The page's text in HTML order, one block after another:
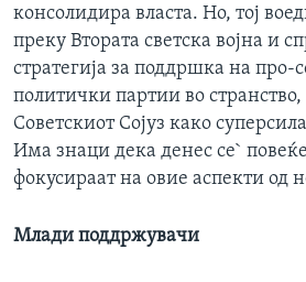
консолидира власта. Но, тој
преку Втората светска војна и
стратегија за поддршка на про-
политички партии во
Советскиот Сојуз како
Има знаци дека денес се`
фокусираат на овие аспекти од
Млади поддржувачи